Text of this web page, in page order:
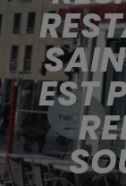
EST